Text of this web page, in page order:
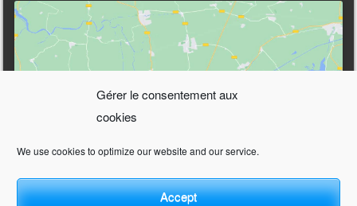
Gérer le consentement aux
cookies
We use cookies to optimize our website and our service.
Accept
Cliquez pour accepter les cookies